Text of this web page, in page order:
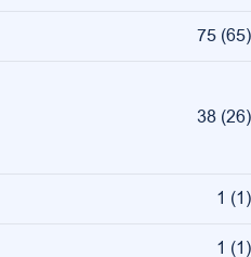
75 (65)
38 (26)
1 (1)
1 (1)